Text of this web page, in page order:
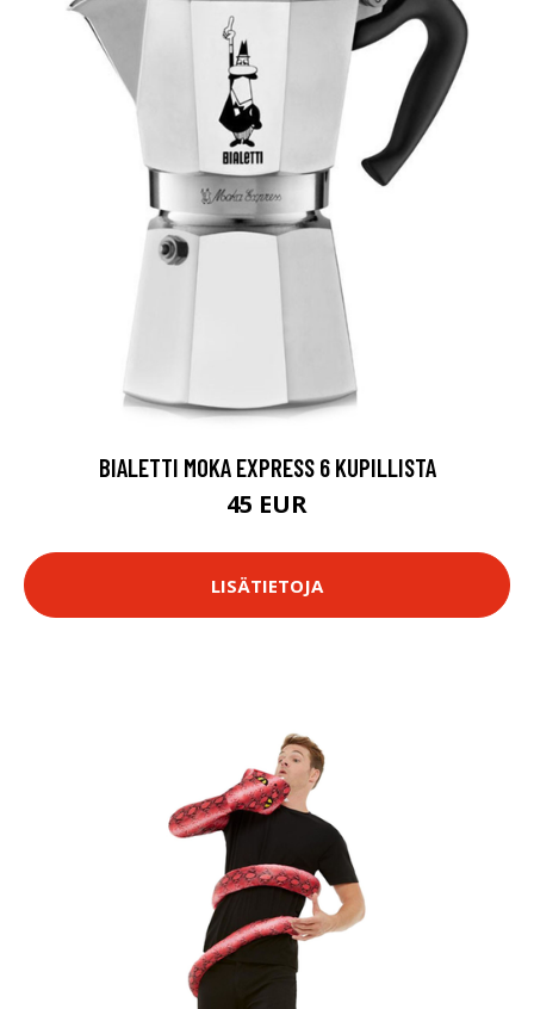
BIALETTI MOKA EXPRESS 6 KUPILLISTA
45 EUR
LISÄTIETOJA